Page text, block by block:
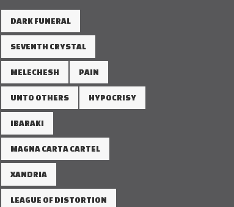
DARK FUNERAL
SEVENTH CRYSTAL
MELECHESH PAIN
UNTO OTHERS HYPOCRISY
IBARAKI
MAGNA CARTA CARTEL
XANDRIA
LEAGUE OF DISTORTION